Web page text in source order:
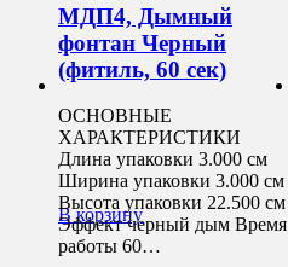
В корзину
МДП4, Дымный
фонтан Черный
(фитиль, 60 сек)
ОСНОВНЫЕ
ХАРАКТЕРИСТИКИ
Длина упаковки 3.000 см
Ширина упаковки 3.000 см
Высота упаковки 22.500 см
Эффект черный дым Время
работы 60…